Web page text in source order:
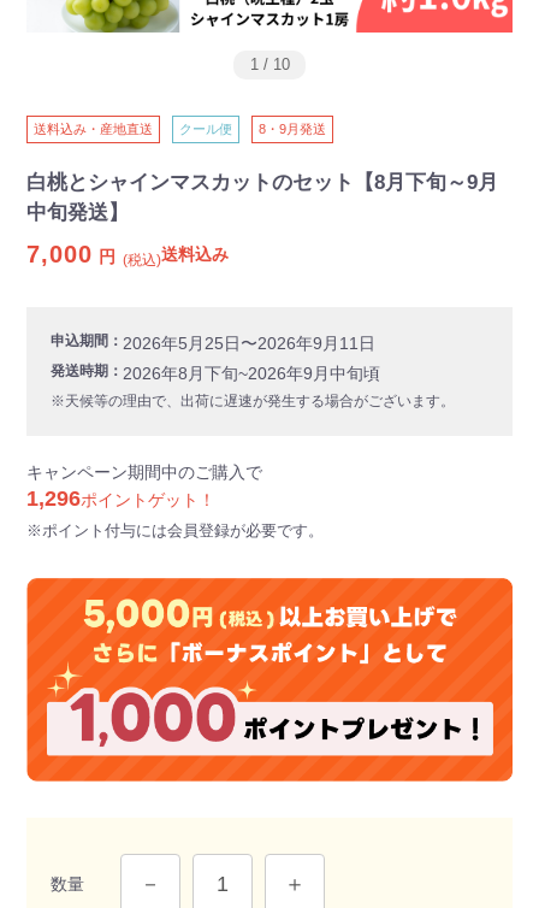
1/ 10
送料込み・産地直送 クール便 8・9月発送
白桃とシャインマスカットのセット【8月下旬～9月
中旬発送】
7,000 円 (税込)送料込み
申込期間： 2026年5月25日〜2026年9月11日
発送時期： 2026年8月下旬~2026年9月中旬頃
※天候等の理由で、出荷に遅速が発生する場合がございます。
キャンペーン期間中のご購入で
1,296ポイントゲット！
※ポイント付与には会員登録が必要です。
数量